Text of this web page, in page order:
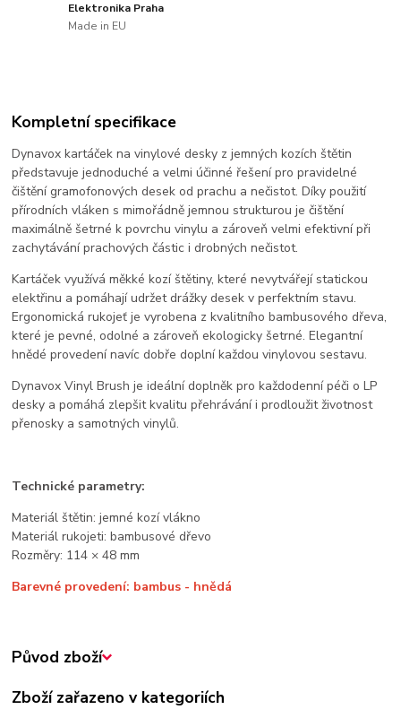
Elektronika Praha
Made in EU
Kompletní specifikace
Dynavox kartáček na vinylové desky z jemných kozích štětin
představuje jednoduché a velmi účinné řešení pro pravidelné
čištění gramofonových desek od prachu a nečistot. Díky použití
přírodních vláken s mimořádně jemnou strukturou je čištění
maximálně šetrné k povrchu vinylu a zároveň velmi efektivní při
zachytávání prachových částic i drobných nečistot.
Kartáček využívá měkké kozí štětiny, které nevytvářejí statickou
elektřinu a pomáhají udržet drážky desek v perfektním stavu.
Ergonomická rukojeť je vyrobena z kvalitního bambusového dřeva,
které je pevné, odolné a zároveň ekologicky šetrné. Elegantní
hnědé provedení navíc dobře doplní každou vinylovou sestavu.
Dynavox Vinyl Brush je ideální doplněk pro každodenní péči o LP
desky a pomáhá zlepšit kvalitu přehrávání i prodloužit životnost
přenosky a samotných vinylů.
Technické parametry:
Materiál štětin: jemné kozí vlákno
Materiál rukojeti: bambusové dřevo
Rozměry: 114 × 48 mm
Barevné provedení: bambus - hnědá
Původ zboží
Zboží zařazeno v kategoriích